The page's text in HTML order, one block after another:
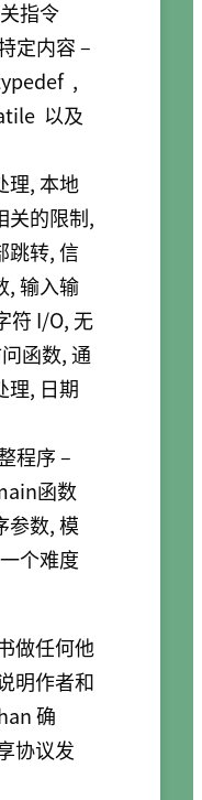
指令
定内容 –
,
以及
理, 本地
关的限制,
跳转, 信
, 输入输
符 I/O, 无
函数, 通
理, 日期
程序 –
函数
参数, 模
个难度
做任何他
明作者和
确
协议发